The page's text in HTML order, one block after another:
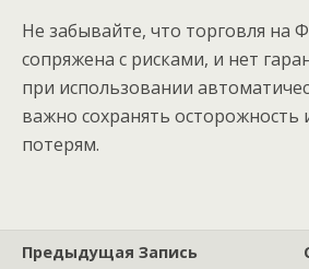
Не забывайте, что торговля на
сопряжена с рисками, и нет
при использовании
важно сохранять
потерям.
Предыдущая Запись